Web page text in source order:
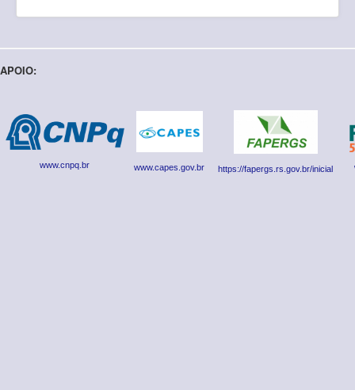
APOIO:
www.cnpq.br www.capes.gov.br https://fapergs.rs.gov.br/inicial